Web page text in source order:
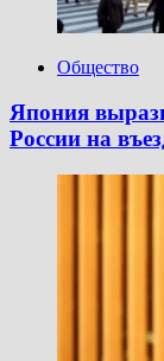
Общество
Япония
России на